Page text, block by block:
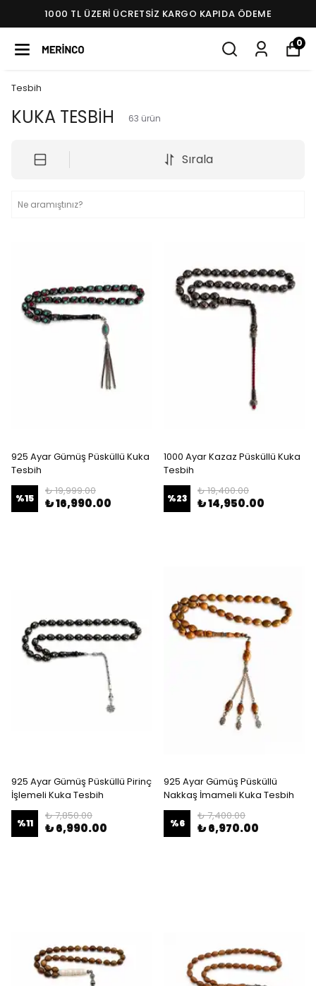
1000 TL ÜZERI ÜCRETSIZ KARGO KAPIDA ÖDEME
0
Tesbih
KUKA TESBİH 63 ürün
Sırala
925 Ayar Gümüş Püsküllü Kuka
Tesbih
%15
₺ 19,999.00
₺ 16,990.00
1000 Ayar Kazaz Püsküllü Kuka
Tesbih
%23
₺ 19,400.00
₺ 14,950.00
925 Ayar Gümüş Püsküllü Pirinç
İşlemeli Kuka Tesbih
%11
₺ 7,850.00
₺ 6,990.00
925 Ayar Gümüş Püsküllü
Nakkaş İmameli Kuka Tesbih
%6
₺ 7,400.00
₺ 6,970.00